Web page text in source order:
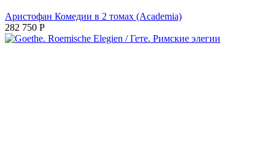
Аристофан Комедии в 2 томах (Academia)
282 750 Р